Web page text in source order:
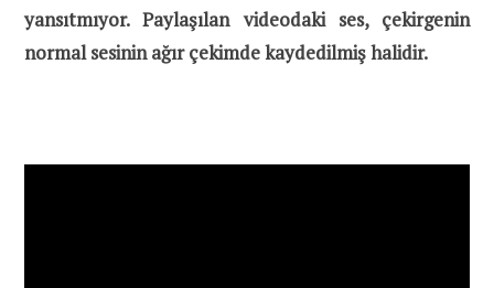
yansıtmıyor. Paylaşılan videodaki ses, çekirgenin
normal sesinin ağır çekimde kaydedilmiş halidir.